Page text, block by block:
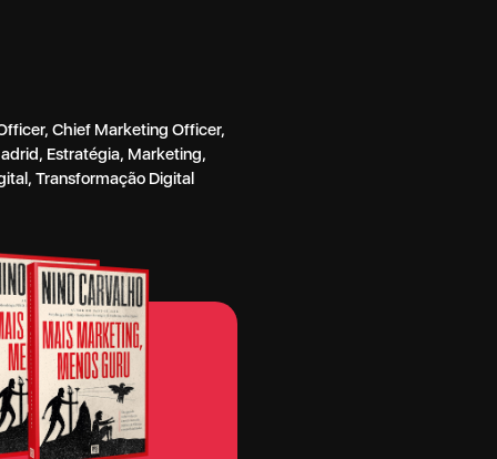
, Chief Marketing Officer,
, Estratégia, Marketing,
, Transformação Digital